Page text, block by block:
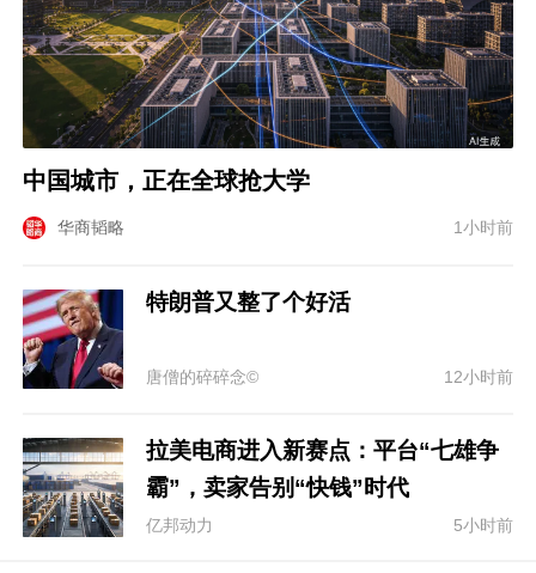
中国城市，正在全球抢大学
华商韬略 1小时前
特朗普又整了个好活
唐僧的碎碎念© 12小时前
拉美电商进入新赛点：平台“七雄争
霸”，卖家告别“快钱”时代
亿邦动力 5小时前